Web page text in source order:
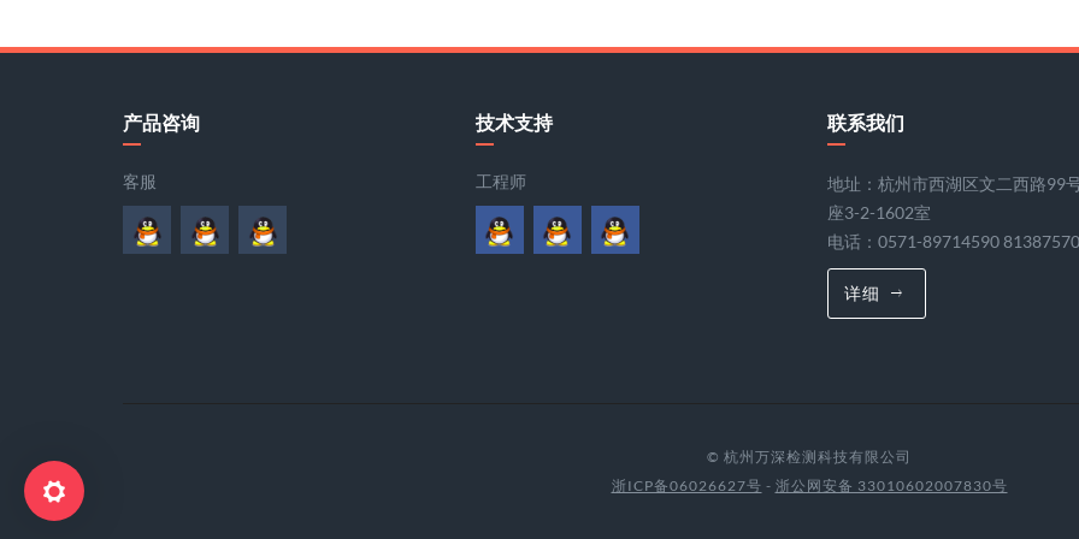
产品咨询
客服
技术支持
工程师
联系我们
地址：杭州市西湖区文二西路99
座3-2-1602室
电话：0571-89714590 81387570
详细
© 杭州万深检测科技有限公司
浙ICP备06026627号 - 浙公网安备 33010602007830号